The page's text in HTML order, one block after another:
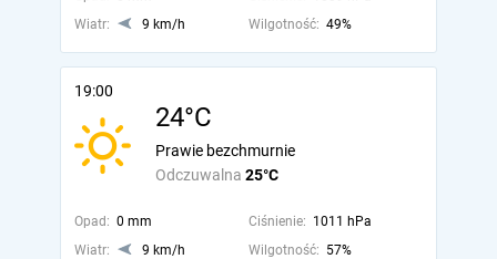
Wiatr:
9 km/h Wilgotność: 49%
19:00
24°C
Odczuwalna 25°C
Prawie bezchmurnie
Opad: 0 mm Ciśnienie: 1011 hPa
Wiatr:
9 km/h Wilgotność: 57%